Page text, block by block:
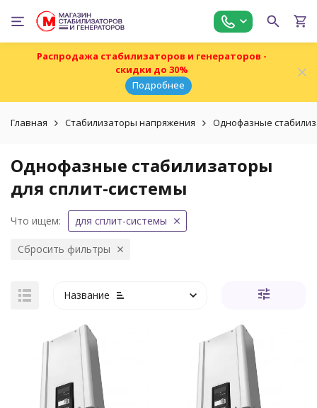
Распродажа стабилизаторов и генераторов -
скидки до 30%
Подробнее
Главная Стабилизаторы напряжения Однофазные
Однофазные стабилизаторы
для сплит-системы
Что ищем: для сплит-системы
Сбросить фильтры
Название